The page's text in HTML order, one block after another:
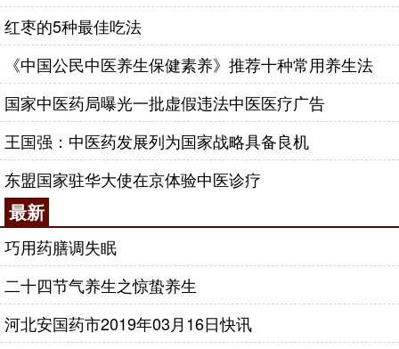
红枣的5种最佳吃法
《中国公民中医养生保健素养》推荐十种常用养生法
国家中医药局曝光一批虚假违法中医医疗广告
王国强：中医药发展列为国家战略具备良机
东盟国家驻华大使在京体验中医诊疗
最新
巧用药膳调失眠
二十四节气养生之惊蛰养生
河北安国药市2019年03月16日快讯